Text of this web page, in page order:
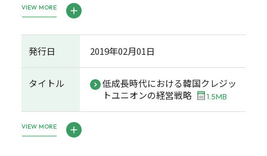
VIEW MORE
発行日 2019年02月01日
タイトル
低成長時代における韓国クレジッ
トユニオンの経営戦略
1.5MB
VIEW MORE